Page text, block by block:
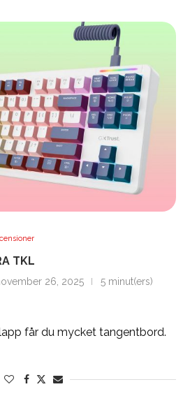
TKL
26, 2025
5 minut(ers)
får du mycket tangentbord.